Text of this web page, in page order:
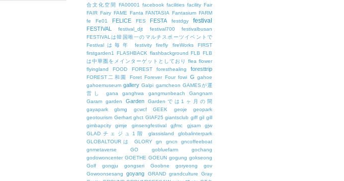
合文化空間
FA00001 facebook facilities facility Fair
FAIR Fairy FAME Fanta FANTASIA Fantasium FARM
fe
Fe01 FELICE FES FESTA festdgy festival
FESTIVAL festival_djt festival700
festivalbusan
FESTIVALは韓国唯一のマルチスポーツイベントで
Festivalは毎年
festivity firefly fireWorks
FIRST
firstgarden1
FLASHBACK flashbackground FLB FLB
は中華圏をメインターゲットとしており
flea flower
flyingland
FOOD FOREST foresthealing foresttrip
FOREST二和園 Foret Forever Four fowi G gahoe
gahoemuseum gallery Galpi gamcheon GAMESが運
営し
gana ganghwa gangmunbeach
Gangnam
Garam
garden Garden
Gardenでは1ヶ月の間
gayapark
gbmg gcwcf GEEK geoje
geopark
geotourism Gerhart ghct GIAF25 giantsclub giff gil gill
gimbapcity
gimje ginsengfestival gjfmc gjsam
gjw
GLADチェジュ1階
glassisland
globalinterpark
GLOBALTOURは
GLORY gn gncn
gncoffeeboat
gnmetaverse
GO gobluefarm
gochang
godowoncenter GOETHE GOEUN gogung gokseong
Golf
gongju gongseri Goobne goryeong
gov
Gowoonsesang
goyang GRAND grandculture
Gray